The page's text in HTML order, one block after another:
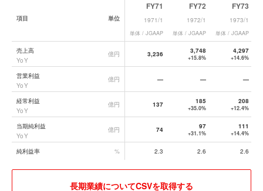
キリンHD
項目 単位
FY71
1971/1
単体 / JGAAP
FY72
1972/1
単体 / JGAAP
FY73
1973/1
単体 / JGAAP
売上高
YoY
億円 3,236 3,748
+15.8%
4,297
+14.6%
営業利益
YoY
億円 — — —
経常利益
YoY
億円 137 185
+35.0%
208
+12.4%
当期純利益
YoY
億円 74 97
+31.1%
111
+14.4%
純利益率 % 2.3 2.6 2.6
長期業績についてCSVを取得する